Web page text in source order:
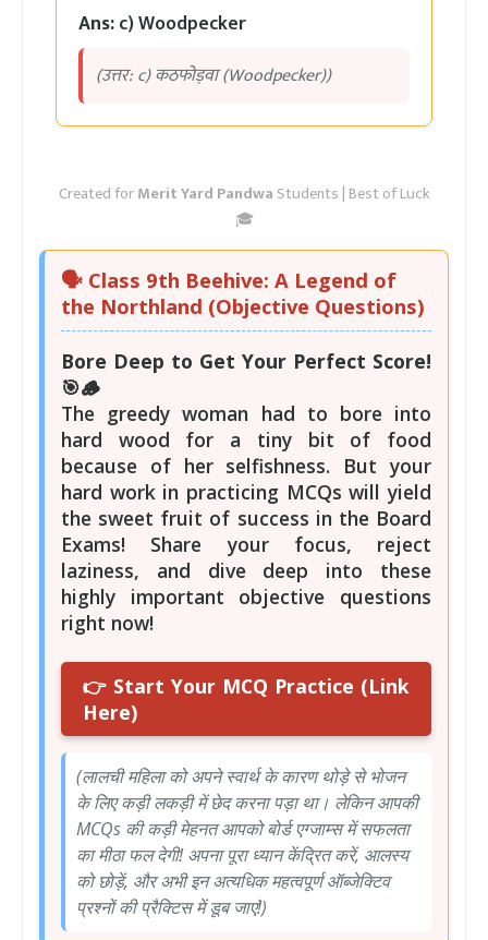
Ans:c) Woodpecker
(उत्तर: c) कठफोड़वा (Woodpecker))
Created forMerit Yard Pandwa Students | Best of Luck
🎓
🗣️ Class 9th Beehive: A Legend of
the Northland (Objective Questions)
Bore Deep to Get Your Perfect Score!
🎯🪵
The greedy woman had to bore into
hard wood for a tiny bit of food
because of her selfishness. But your
hard work in practicing MCQs will yield
the sweet fruit of success in the Board
Exams! Share your focus, reject
laziness, and dive deep into these
highly important objective questions
right now!
👉 Start Your MCQ Practice (Link
Here)
(लालची महिला को अपने स्वार्थ के कारण थोड़े से भोजन
के लिए कड़ी लकड़ी में छेद करना पड़ा था। लेकिन आपकी
MCQs की कड़ी मेहनत आपको बोर्ड एग्जाम्स में सफलता
का मीठा फल देगी! अपना पूरा ध्यान केंद्रित करें, आलस्य
को छोड़ें, और अभी इन अत्यधिक महत्वपूर्ण ऑब्जेक्टिव
प्रश्नों की प्रैक्टिस में डूब जाएं!)